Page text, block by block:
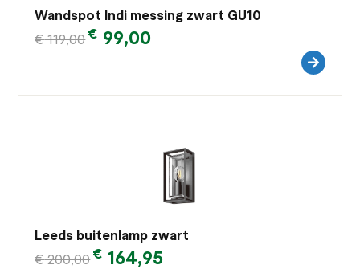
Wandspot Indi messing zwart GU10
€119,00€ 99,00
Leeds buitenlamp zwart
€200,00€ 164,95